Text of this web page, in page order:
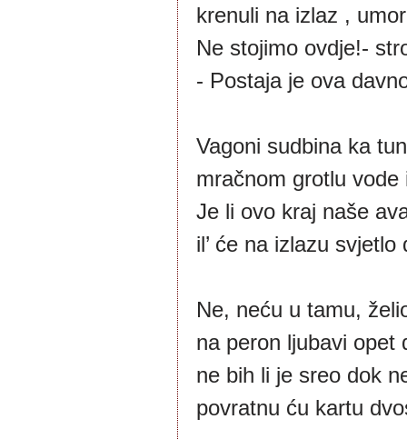
krenuli na izlaz ,
Ne stojimo ovdje!-
- Postaja je ova
Vagoni sudbina ka
mračnom grotlu vode
Je li ovo kraj naše
il’ će na izlazu
Ne, neću u tamu,
na peron ljubavi opet
ne bih li je sreo dok
povratnu ću kartu